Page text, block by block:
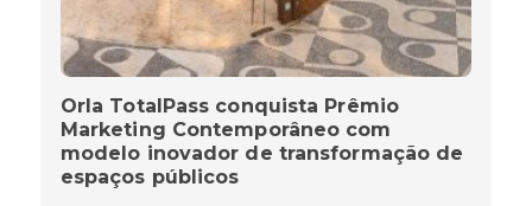
Orla TotalPass conquista Prêmio
Marketing Contemporâneo com
modelo inovador de transformação de
espaços públicos